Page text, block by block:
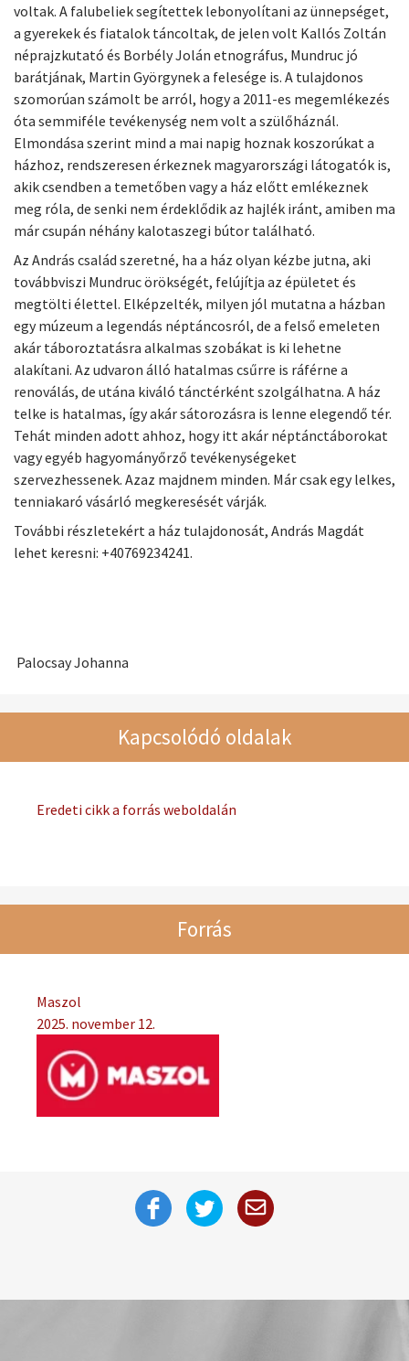
voltak. A falubeliek segítettek lebonyolítani az ünnepséget,
a gyerekek és fiatalok táncoltak, de jelen volt Kallós Zoltán
néprajzkutató és Borbély Jolán etnográfus, Mundruc jó
barátjának, Martin Györgynek a felesége is. A tulajdonos
szomorúan számolt be arról, hogy a 2011-es megemlékezés
óta semmiféle tevékenység nem volt a szülőháznál.
Elmondása szerint mind a mai napig hoznak koszorúkat a
házhoz, rendszeresen érkeznek magyarországi látogatók is,
akik csendben a temetőben vagy a ház előtt emlékeznek
meg róla, de senki nem érdeklődik az hajlék iránt, amiben ma
már csupán néhány kalotaszegi bútor található.
Az András család szeretné, ha a ház olyan kézbe jutna, aki
továbbviszi Mundruc örökségét, felújítja az épületet és
megtölti élettel. Elképzelték, milyen jól mutatna a házban
egy múzeum a legendás néptáncosról, de a felső emeleten
akár táboroztatásra alkalmas szobákat is ki lehetne
alakítani. Az udvaron álló hatalmas csűrre is ráférne a
renoválás, de utána kiváló tánctérként szolgálhatna. A ház
telke is hatalmas, így akár sátorozásra is lenne elegendő tér.
Tehát minden adott ahhoz, hogy itt akár néptánctáborokat
vagy egyéb hagyományőrző tevékenységeket
szervezhessenek. Azaz majdnem minden. Már csak egy lelkes,
tenniakaró vásárló megkeresését várják.
További részletekért a ház tulajdonosát, András Magdát
lehet keresni: +40769234241.
Palocsay Johanna
Kapcsolódó oldalak
Eredeti cikk a forrás weboldalán
Forrás
Maszol
2025. november 12.